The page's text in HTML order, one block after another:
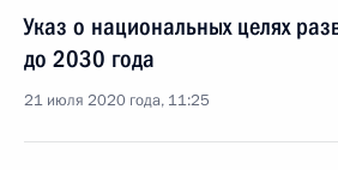
Указ о национальных целях
до 2030 года
21 июля 2020 года, 11:25